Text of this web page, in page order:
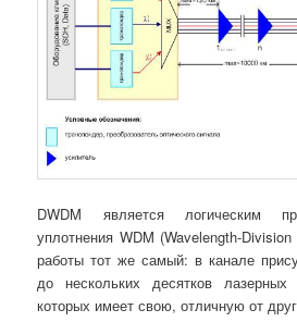
DWDM является логическим
уплотнения WDM (Wavelength-
работы тот же самый: в канале
до нескольких десятков
которых имеет свою, отличную от